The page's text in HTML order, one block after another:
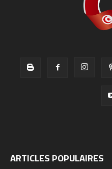
ARTICLES POPULAIRES